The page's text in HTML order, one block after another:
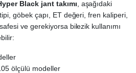
Black jant takımı , aşağıdaki
göbek çapı, ET değeri, fren kaliperi,
ve gerekiyorsa bilezik kullanımı
ölçülü modeller